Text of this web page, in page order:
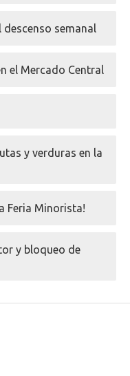
descenso semanal
el Mercado Central
y verduras en la
Feria Minorista!
y bloqueo de